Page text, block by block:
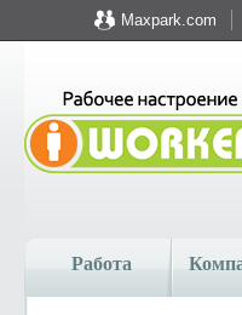
Maxpark.com
Работа